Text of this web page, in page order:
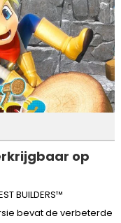
op
BUILDERS™
bevat de verbeterde